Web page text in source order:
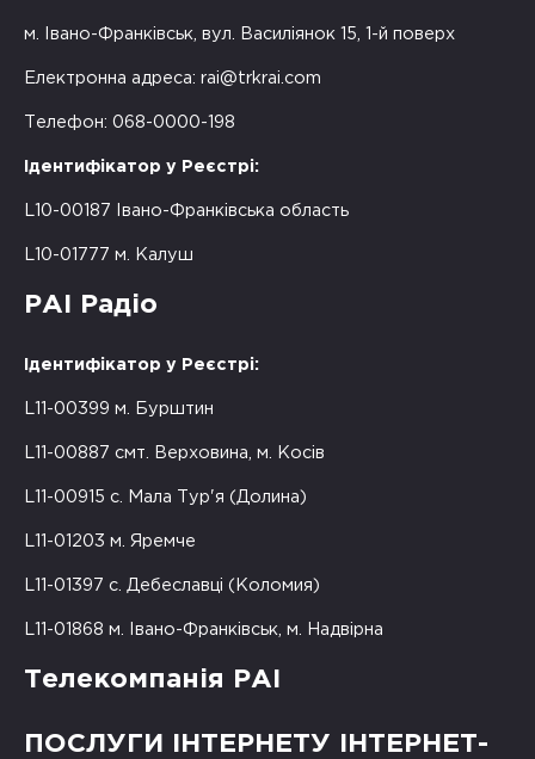
м. Івано-Франківськ, вул. Василіянок 15, 1-й поверх
Електронна адреса: rai@trkrai.com
Телефон: 068-0000-198
Ідентифікатор у Реєстрі:
L10-00187 Івано-Франківська область
L10-01777 м. Калуш
РАІ Радіо
Ідентифікатор у Реєстрі:
L11-00399 м. Бурштин
L11-00887 смт. Верховина, м. Косів
L11-00915 с. Мала Тур'я (Долина)
L11-01203 м. Яремче
L11-01397 с. Дебеславці (Коломия)
L11-01868 м. Івано-Франківськ, м. Надвірна
Телекомпанія РАІ
ПОСЛУГИ ІНТЕРНЕТУ ІНТЕРНЕТ-